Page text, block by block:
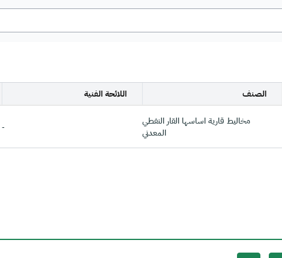
الصنف اللائحة الفنية
مخاليط قارية اساسها القار النفطي
المعدني
-